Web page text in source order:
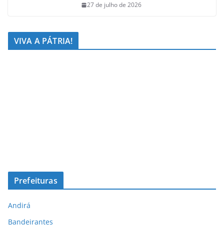
27 de julho de 2026
VIVA A PÁTRIA!
Prefeituras
Andirá
Bandeirantes